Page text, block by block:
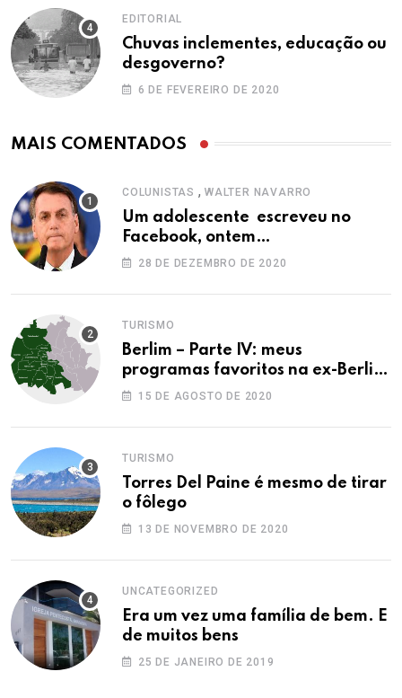
EDITORIAL
Chuvas inclementes, educação ou
desgoverno?
6 DE FEVEREIRO DE 2020
MAIS COMENTADOS
COLUNISTAS , WALTER NAVARRO
Um adolescente escreveu no
Facebook, ontem…
28 DE DEZEMBRO DE 2020
TURISMO
Berlim – Parte IV: meus
programas favoritos na ex-Berlim
Ocidental
15 DE AGOSTO DE 2020
TURISMO
Torres Del Paine é mesmo de tirar
o fôlego
13 DE NOVEMBRO DE 2020
UNCATEGORIZED
Era um vez uma família de bem. E
de muitos bens
25 DE JANEIRO DE 2019